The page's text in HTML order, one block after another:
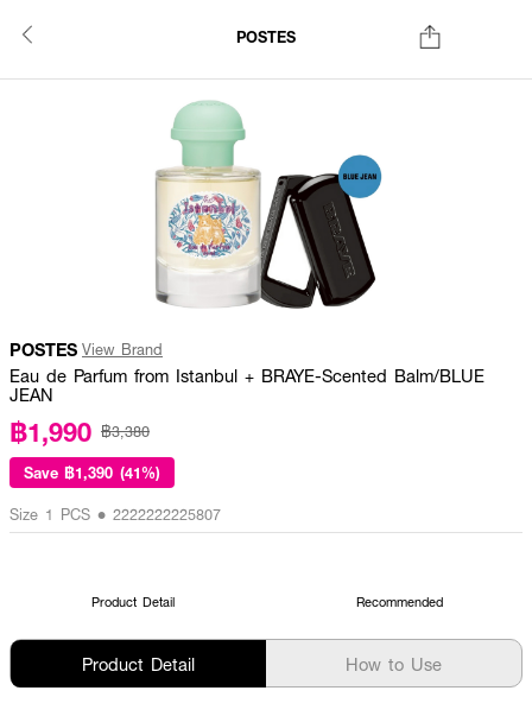
POSTES
POSTES View Brand
Eau de Parfum from Istanbul + BRAYE-Scented Balm/BLUE
JEAN
฿1,990 ฿3,380
Save ฿1,390 (41%)
Size 1 PCS • 2222222225807
Product Detail Recommended
Product Detail How to Use